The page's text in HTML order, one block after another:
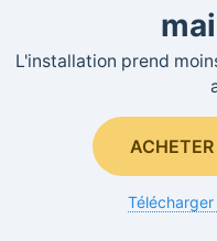
L'installation prend
Télécharger